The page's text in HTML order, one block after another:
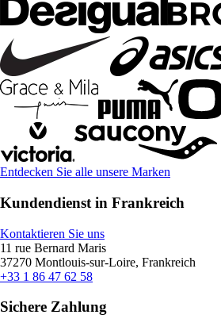
Entdecken Sie alle unsere Marken
Kundendienst in Frankreich
Kontaktieren Sie uns
11 rue Bernard Maris
37270 Montlouis-sur-Loire, Frankreich
+33 1 86 47 62 58
Sichere Zahlung